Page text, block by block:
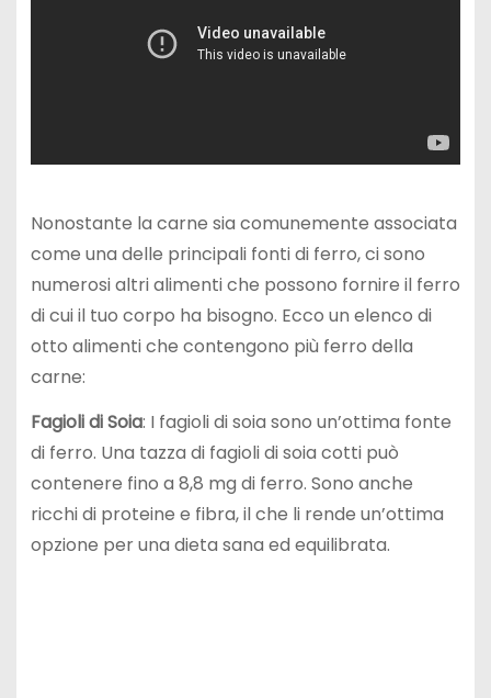
Nonostante la carne sia comunemente associata
come una delle principali fonti di ferro, ci sono
numerosi altri alimenti che possono fornire il ferro
di cui il tuo corpo ha bisogno. Ecco un elenco di
otto alimenti che contengono più ferro della
carne:
Fagioli di Soia: I fagioli di soia sono un’ottima fonte
di ferro. Una tazza di fagioli di soia cotti può
contenere fino a 8,8 mg di ferro. Sono anche
ricchi di proteine e fibra, il che li rende un’ottima
opzione per una dieta sana ed equilibrata.